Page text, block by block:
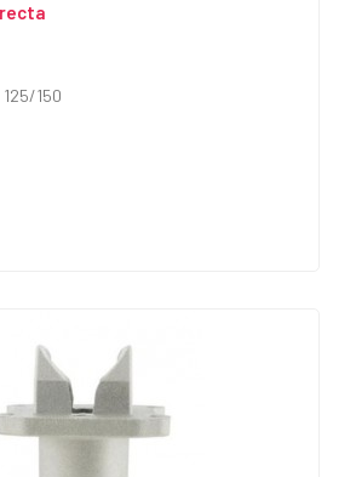
150